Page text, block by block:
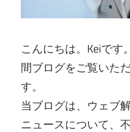
こんにちは。Keiで
間ブログをご覧いた
す。
当ブログは、ウェブ
ニュースについて、